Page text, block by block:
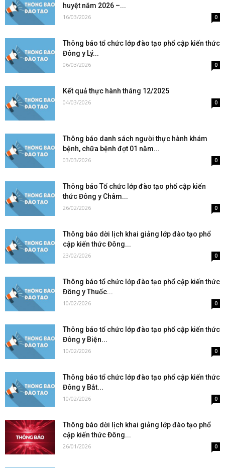
huyệt năm 2026 –...
16/03/2026 0
Thông báo tổ chức lớp đào tạo phổ cập kiến thức
Đông y Lý...
06/03/2026 0
Kết quả thực hành tháng 12/2025
04/03/2026 0
Thông báo danh sách người thực hành khám
bệnh, chữa bệnh đợt 01 năm...
03/03/2026 0
Thông báo Tổ chức lớp đào tạo phổ cập kiến
thức Đông y Châm...
26/02/2026 0
Thông báo dời lịch khai giảng lớp đào tạo phổ
cập kiến thức Đông...
23/02/2026 0
Thông báo tổ chức lớp đào tạo phổ cập kiến thức
Đông y Thuốc...
10/02/2026 0
Thông báo tổ chức lớp đào tạo phổ cập kiến thức
Đông y Biện...
10/02/2026 0
Thông báo tổ chức lớp đào tạo phổ cập kiến thức
Đông y Bắt...
10/02/2026 0
Thông báo dời lịch khai giảng lớp đào tạo phổ
cập kiến thức Đông...
26/01/2026 0